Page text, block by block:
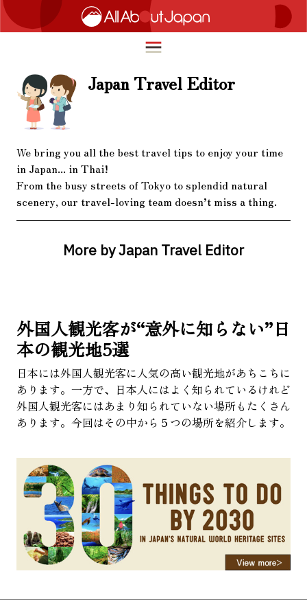
简体中文
ภาษาไทย
日本語
HOME
トラベル
フード＆ドリンク
カルチャー
イノベーション
About Us Site Policy
Japan Travel Editor
We bring you all the best travel tips to enjoy your time
in Japan... in Thai!
From the busy streets of Tokyo to splendid natural
scenery, our travel-loving team doesn’t miss a thing.
More by Japan Travel Editor
外国人観光客が“意外に知らない”日
本の観光地5選
日本には外国人観光客に人気の高い観光地があちこちに
あります。一方で、日本人にはよく知られているけれど
外国人観光客にはあまり知られていない場所もたくさん
あります。今回はその中から５つの場所を紹介します。